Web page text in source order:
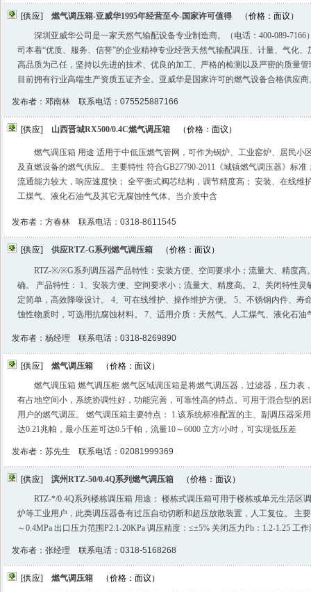
[供应] 燃气调压箱-亚威华1995年经营至今-国家许可值得 （价格：面议）
深圳亚威华公司是一家天然气输配设备专业制造商。（电话：400-089-7166
司本着“优质、服务、信誉”的企业精神专业经营天然气输配调压、计量、气化
高品质为己任，坚持以先进的技术、优良的加工、严格的检测以及严密的质量
目前拥有行业高端生产资质五证齐全。亚威华是国家许可的燃气设备合格供应
发布者：邓南林 联系电话：075525887166
[供应] 山西晋城RX500/0.4C燃气调压箱 （价格：面议）
燃气调压箱 用途 适用于中低压燃气管网，可作为锅炉、工业窑炉、居民小
及直燃设备的燃气供应。 主要特性 符合GB27790-2011《城镇燃气调压器》标
流通能力较大，响应速度快； 全平衡式阀芯结构，调节精度高； 安装、在线维
工煤气、液化石油气及其它无腐蚀性气体。当介质中含
发布者：方春林 联系电话：0318-8611545
[供应] 供应RTZ-G系列燃气调压箱 （价格：面议）
RTZ-※/※G系列调压器产品特性：安装方便、空间要求小；流量大、精度高
确。 产品特性： 1、安装方便、空间要求小；流量大、精度高。 2、关闭特性灵
定简单，高效降噪设计。 4、可在线维护、操作维护方便。 5、不锈钢内件、寿
蚀性物质时，可选用抗腐蚀材料。 7、适用介质：天然气、人工煤气、液化石油
发布者：杨经理 联系电话：0318-8269890
[供应] 燃气调压箱 （价格：面议）
燃气调压箱 燃气调压柜 燃气区域调压箱是将燃气调压器，过滤器，压力表
有占地空间小，系统协调性好，功能完善，可靠性高的特点。可用于混合型的
用户的燃气调压。 燃气调压箱主要特点： 1.该系统标准配置的主、副调压器采
达0.21兆帕，最小压差可达0.5千帕，流量10～6000 立方/小时，可实现低压差
发布者：苏先生 联系电话：02081999369
[供应] 滨州RTZ-50/0.4Q系列燃气调压箱 （价格：面议）
RTZ-*/0.4Q系列楼栋调压箱 用途： 楼栋式调压箱可用于楼栋或单元生活区
炉等工业用户，此类调压器备有过压自动切断和超压放散装置，人工复位。 主
～0.4MPa 出口压力范围P2:1-20KPa 调压精度：≤±5% 关闭压力Pb：1.2-1.25 工
发布者：张经理 联系电话：0318-5168268
[供应] 燃气调压箱 （价格：面议）